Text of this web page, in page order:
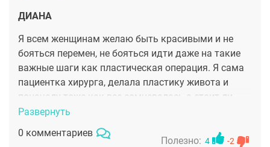
ДИАНА
Я всем женщинам желаю быть красивыми и не
бояться перемен, не бояться идти даже на такие
важные шаги как пластическая операция. Я сама
пациентка хирурга, делала пластику живота и
поначалу тоже как все сомневалась а стоит ли
делать. Но сделав, чувствую что очень правильно
все сделала. Главное ведь как себя ощущаешь ты
сам. Лично я не смогла смириться с огромным
Развернуть
0 комментариев
Полезно: 4 -2